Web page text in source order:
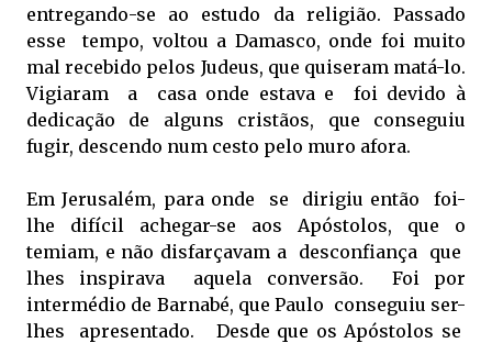
entregando-se ao estudo da religião. Passado
esse tempo, voltou a Damasco, onde foi muito
mal recebido pelos Judeus, que quiseram matá-lo.
Vigiaram a casa onde estava e foi devido à
dedicação de alguns cristãos, que conseguiu
fugir, descendo num cesto pelo muro afora.
Em Jerusalém, para onde se dirigiu então foi-
lhe difícil achegar-se aos Apóstolos, que o
temiam, e não disfarçavam a desconfiança que
lhes inspirava aquela conversão. Foi por
intermédio de Barnabé, que Paulo conseguiu ser-
lhes apresentado. Desde que os Apóstolos se